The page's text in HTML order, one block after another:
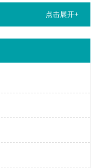
点击展开+